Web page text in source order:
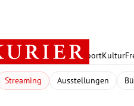
PolitikWirtschaft SportKultur
Streaming Ausstellungen